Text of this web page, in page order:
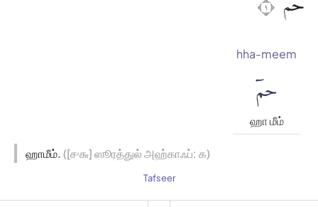
hha-meem
حمٓ
ஹா மீம்
ஹாமீம். ([௪௬] ஸூரத்துல் அஹ்காஃப்: ௧)
Tafseer